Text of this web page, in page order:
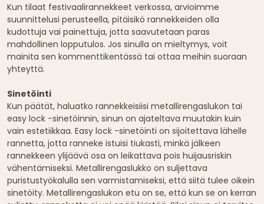
Kun tilaat festivaalirannekkeet verkossa, arvioimme
suunnittelusi perusteella, pitäisikö rannekkeiden olla
kudottuja vai painettuja, jotta saavutetaan paras
mahdollinen lopputulos. Jos sinulla on mieltymys, voit
mainita sen kommenttikentässä tai ottaa meihin suoraan
yhteyttä.
Sinetöinti
Kun päätät, haluatko rannekkeisiisi metallirengaslukon tai
easy lock -sinetöinnin, sinun on ajateltava muutakin kuin
vain estetiikkaa. Easy lock -sinetöinti on sijoitettava lähelle
rannetta, jotta ranneke istuisi tiukasti, minkä jälkeen
rannekkeen ylijäävä osa on leikattava pois huijausriskin
vähentämiseksi. Metallirengaslukko on suljettava
puristustyökalulla sen varmistamiseksi, että siitä tulee oikein
sinetöity. Metallirengaslukon etu on se, että kun se on kerran